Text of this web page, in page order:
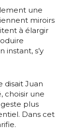
une
miroirs
à élargir
instant, s’y
disait Juan
choisir une
plus
Dans cet